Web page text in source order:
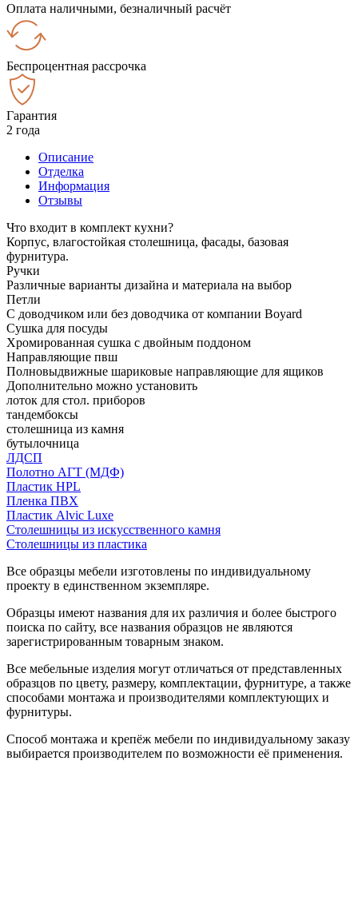
Оплата наличными, безналичный расчёт
Беспроцентная рассрочка
Гарантия
2 года
Описание
Отделка
Информация
Отзывы
Что входит в комплект кухни?
Корпус, влагостойкая столешница, фасады, базовая
фурнитура.
Ручки
Различные варианты дизайна и материала на выбор
Петли
С доводчиком или без доводчика от компании Boyard
Сушка для посуды
Хромированная сушка с двойным поддоном
Направляющие пвш
Полновыдвижные шариковые направляющие для ящиков
Дополнительно можно установить
лоток для стол. приборов
тандембоксы
столешница из камня
бутылочница
ЛДСП
Полотно АГТ (МДФ)
Пластик HPL
Пленка ПВХ
Пластик Alvic Luxe
Столешницы из искусственного камня
Столешницы из пластика
Все образцы мебели изготовлены по индивидуальному
проекту в единственном экземпляре.
Образцы имеют названия для их различия и более быстрого
поиска по сайту, все названия образцов не являются
зарегистрированным товарным знаком.
Все мебельные изделия могут отличаться от представленных
образцов по цвету, размеру, комплектации, фурнитуре, а также
способами монтажа и производителями комплектующих и
фурнитуры.
Способ монтажа и крепёж мебели по индивидуальному заказу
выбирается производителем по возможности её применения.